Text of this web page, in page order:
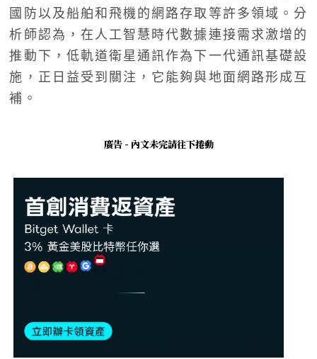
國防以及船舶和飛機的網路存取等許多領域。分
析師認為，在人工智慧時代數據連接需求激增的
推動下，低軌道衛星通訊作為下一代通訊基礎設
施，正日益受到關注，它能夠與地面網路形成互
補。
廣告 - 內文未完請往下捲動